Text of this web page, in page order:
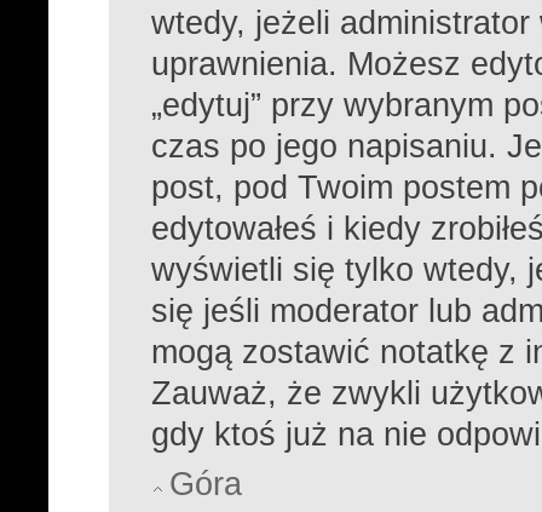
wtedy, jeżeli administrator
uprawnienia. Możesz
„edytuj” przy wybranym
czas po jego napisaniu.
post, pod Twoim postem
edytowałeś i kiedy
wyświetli się tylko wtedy,
się jeśli moderator lub
mogą zostawić notatkę z
Zauważ, że zwykli
gdy ktoś już na nie
Góra